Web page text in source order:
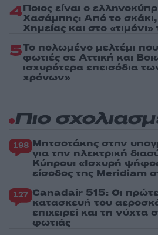
4Ποιος είναι ο
Χασάμπης: Από το
Χημείας και στο
5Το πολωμένο μελτέμι
φωτιές σε Αττική και
ισχυρότερα επεισόδια
χρόνων»
Πιο
198 Μητσοτάκης στην
για την ηλεκτρική
Κύπρου: «Ισχυρή
είσοδος της Meridiam
127 Canadair 515: Οι
κατασκευή του
επιχειρεί και τη
φωτιάς